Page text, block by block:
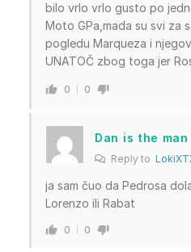
bilo vrlo vrlo gusto po
Moto GPa,mada su svi za
pogledu Marqueza i
UNATOČ zbog toga jer
0 0
Dan is the man
Reply to
ja sam čuo da Pedrosa
Lorenzo ili Rabat
0 0